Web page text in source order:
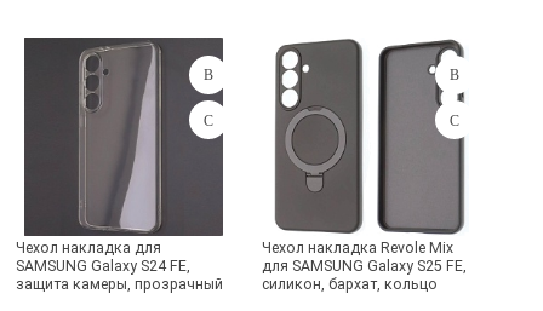
Чехол накладка для
SAMSUNG Galaxy S24 FE,
защита камеры, прозрачный
Чехол накладка Revole Mix
для SAMSUNG Galaxy S25 FE,
силикон, бархат, кольцо